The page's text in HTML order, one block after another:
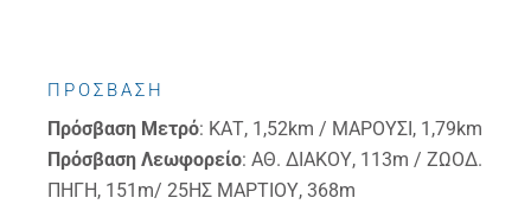
ΠΡΟΣΒΑΣΗ
Πρόσβαση Μετρό: ΚΑΤ, 1,52km / ΜΑΡΟΥΣΙ, 1,79km
Πρόσβαση Λεωφορείο: ΑΘ. ΔΙΑΚΟΥ, 113m / ΖΩΟΔ.
ΠΗΓΗ, 151m/ 25ΗΣ ΜΑΡΤΙΟΥ, 368m